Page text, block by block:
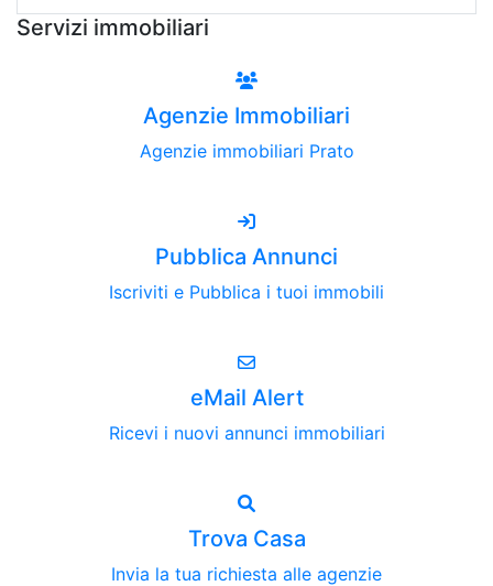
Servizi immobiliari
Agenzie Immobiliari
Agenzie immobiliari Prato
Pubblica Annunci
Iscriviti e Pubblica i tuoi immobili
eMail Alert
Ricevi i nuovi annunci immobiliari
Trova Casa
Invia la tua richiesta alle agenzie